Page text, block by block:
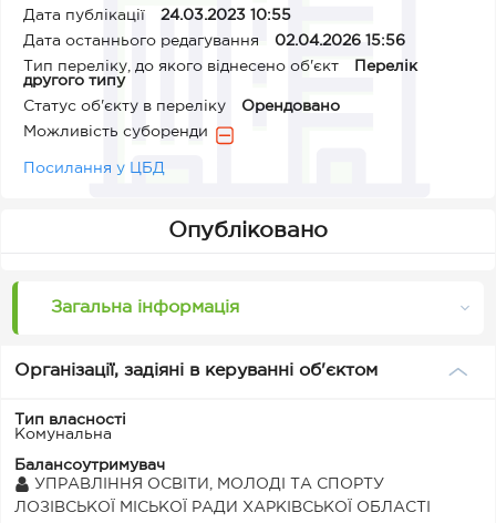
Дата публікації
24.03.2023 10:55
Дата останнього редагування
02.04.2026 15:56
Тип переліку, до якого віднесено об'єкт
Перелік
другого типу
Статус об'єкту в переліку
Орендовано
Можливість суборенди
Посилання у ЦБД
Опубліковано
Загальна інформація
Організації, задіяні в керуванні об'єктом
Тип власності
Комунальна
Балансоутримувач
УПРАВЛІННЯ ОСВІТИ, МОЛОДІ ТА СПОРТУ
ЛОЗІВСЬКОЇ МІСЬКОЇ РАДИ ХАРКІВСЬКОЇ ОБЛАСТІ